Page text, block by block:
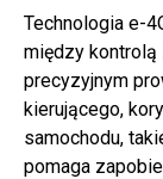
Technologia e-
między kontrolą
precyzyjnym
kierującego,
samochodu,
pomaga